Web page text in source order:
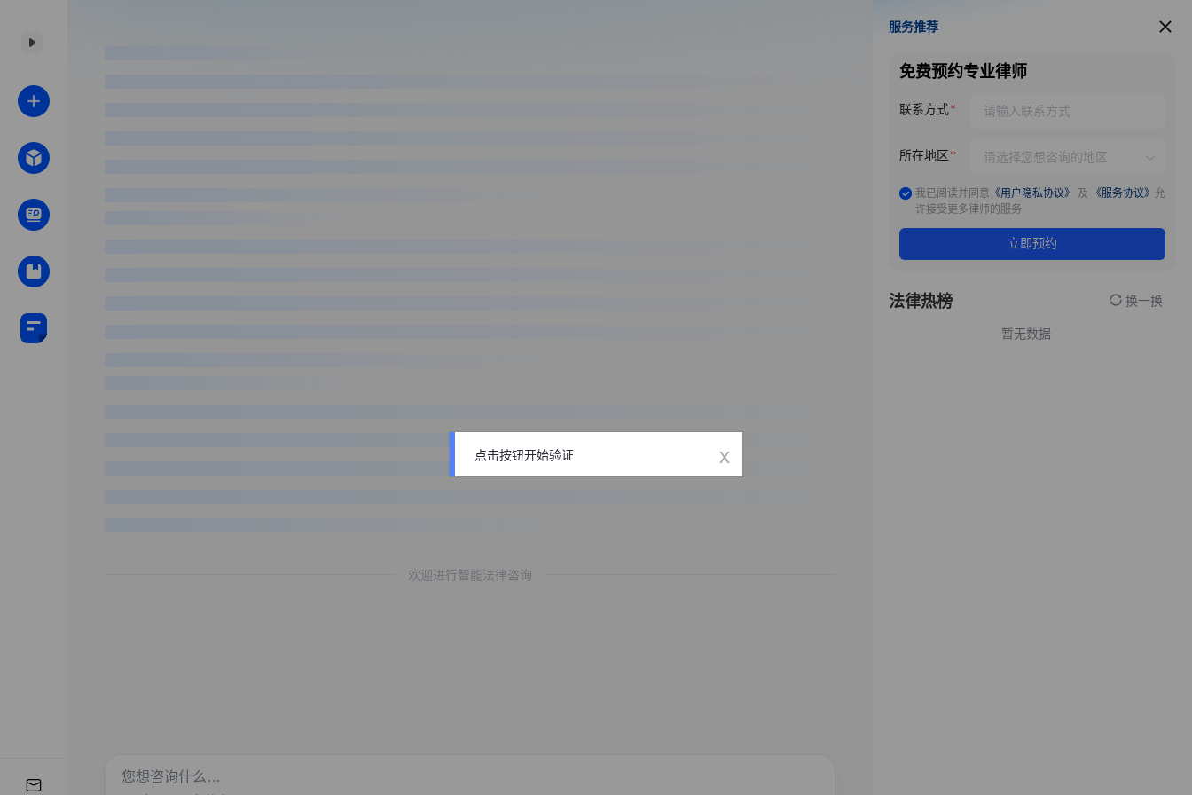
欢迎进行智能法律咨询
服务推荐
服务推荐
免费预约专业律师
联系方式
所在地区
我已阅读并同意 《用户隐私协议》 及 《服务协议》 允
许接受更多律师的服务
立即预约
法律热榜 换一换
暂无数据
点击按钮开始验证 x